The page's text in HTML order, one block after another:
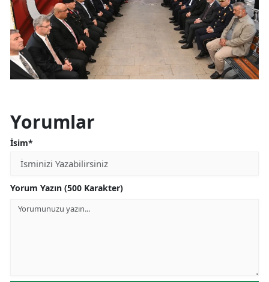
Yorumlar
İsim*
Yorum Yazın (500 Karakter)